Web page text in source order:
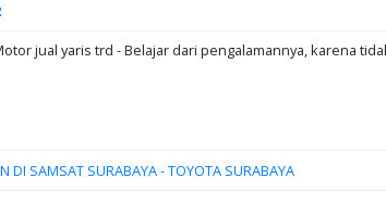
jual yaris trd - Belajar dari pengalamannya, karena
DI SAMSAT SURABAYA - TOYOTA SURABAYA